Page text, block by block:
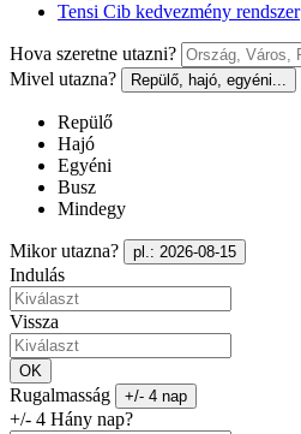
Tensi Cib kedvezmény rendszer
Hova szeretne utazni?
Mivel utazna?
Repülő, hajó, egyéni...
Repülő
Hajó
Egyéni
Busz
Mindegy
Mikor utazna? pl.: 2026-08-15
Indulás
Vissza
OK
Rugalmasság +/- 4 nap
+/- 4 Hány nap?